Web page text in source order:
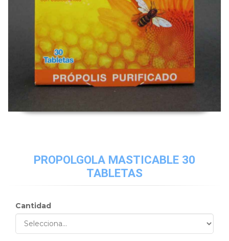
PROPOLGOLA MASTICABLE 30
TABLETAS
Cantidad